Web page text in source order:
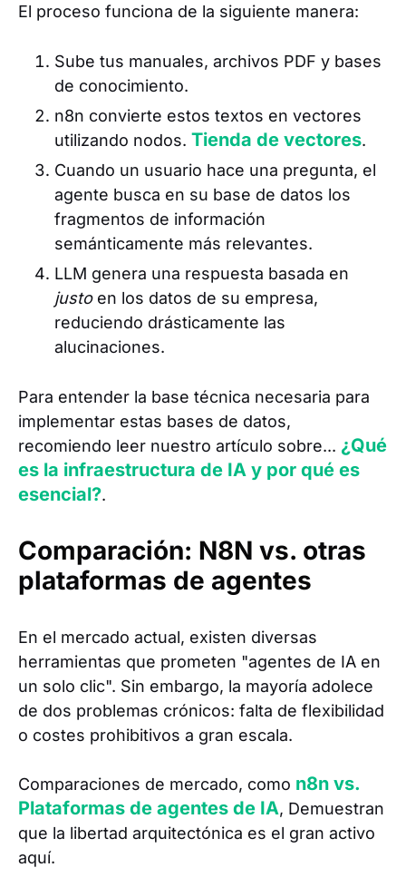
El proceso funciona de la siguiente manera:
Sube tus manuales, archivos PDF y bases
de conocimiento.
n8n convierte estos textos en vectores
utilizando nodos. Tienda de vectores.
Cuando un usuario hace una pregunta, el
agente busca en su base de datos los
fragmentos de información
semánticamente más relevantes.
LLM genera una respuesta basada en
justoen los datos de su empresa,
reduciendo drásticamente las
alucinaciones.
Para entender la base técnica necesaria para
implementar estas bases de datos,
recomiendo leer nuestro artículo sobre... ¿Qué
es la infraestructura de IA y por qué es
esencial?.
Comparación: N8N vs. otras
plataformas de agentes
En el mercado actual, existen diversas
herramientas que prometen "agentes de IA en
un solo clic". Sin embargo, la mayoría adolece
de dos problemas crónicos: falta de flexibilidad
o costes prohibitivos a gran escala.
Comparaciones de mercado, como n8n vs.
Plataformas de agentes de IA, Demuestran
que la libertad arquitectónica es el gran activo
aquí.